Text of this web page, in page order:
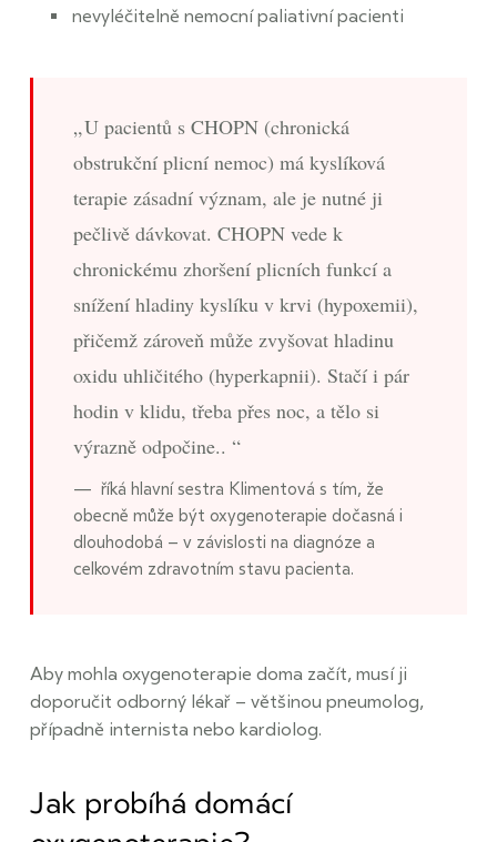
nevyléčitelně nemocní paliativní pacienti
U pacientů s CHOPN (chronická
obstrukční plicní nemoc) má kyslíková
terapie zásadní význam, ale je nutné ji
pečlivě dávkovat. CHOPN vede k
chronickému zhoršení plicních funkcí a
snížení hladiny kyslíku v krvi (hypoxemii),
přičemž zároveň může zvyšovat hladinu
oxidu uhličitého (hyperkapnii). Stačí i pár
hodin v klidu, třeba přes noc, a tělo si
výrazně odpočine..
říká hlavní sestra Klimentová s tím, že
obecně může být oxygenoterapie dočasná i
dlouhodobá – v závislosti na diagnóze a
celkovém zdravotním stavu pacienta.
Aby mohla oxygenoterapie doma začít, musí ji
doporučit odborný lékař – většinou pneumolog,
případně internista nebo kardiolog.
Jak probíhá domácí